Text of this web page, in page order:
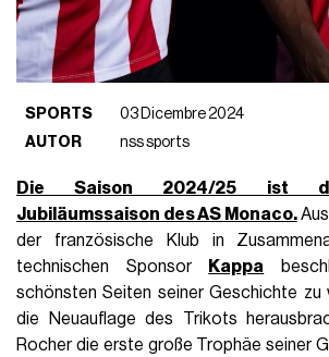
SPORTS
03 Dicembre 2024
AUTOR
nss sports
Die Saison 2024/25 ist
Jubiläumssaison des AS Monaco.
der französische Klub in
technischen Sponsor
Kappa
schönsten Seiten seiner Geschichte zu
die Neuauflage des Trikots
Rocher die erste große Trophäe seiner